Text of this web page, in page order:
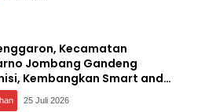
Kecamatan
Jombang Gandeng
Kembangkan Smart and
Village, Ini Tujuannya
25 Juli 2026